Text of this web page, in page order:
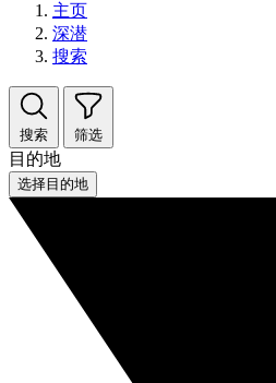
主页
深潜
搜索
搜索 筛选
目的地
选择目的地